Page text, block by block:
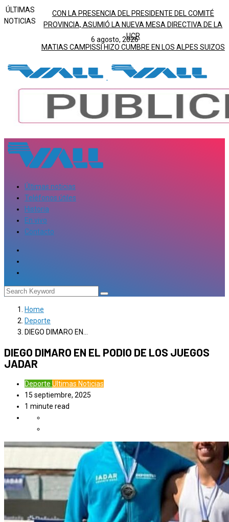
ÚLTIMAS
NOTICIAS
CON LA PRESENCIA DEL PRESIDENTE DEL COMITÉ
PROVINCIA, ASUMIÓ LA NUEVA MESA DIRECTIVA DE LA
UCR
MATIAS CAMPISSI HIZO CUMBRE EN LOS ALPES SUIZOS
6 agosto, 2026
Últimas noticias
Teléfonos útiles
Historia
En vivo
Contacto
Home
Deporte
DIEGO DIMARO EN…
DIEGO DIMARO EN EL PODIO DE LOS JUEGOS
JADAR
Deporte Ultimas Noticias
15 septiembre, 2025
1 minute read